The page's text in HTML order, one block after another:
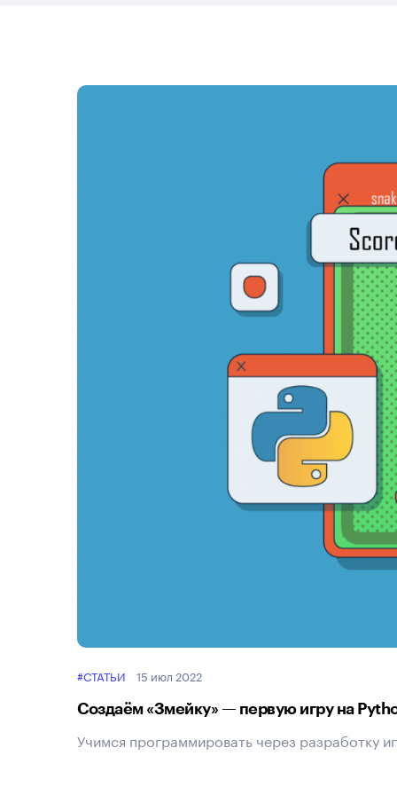
#СТАТЬИ 15 июл 2022
Создаём «Змейку» — первую игру на
Учимся программировать через разработку